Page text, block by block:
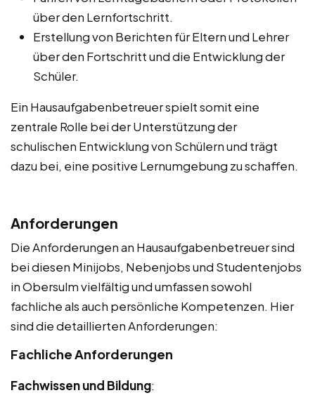
über den Lernfortschritt.
Erstellung von Berichten für Eltern und Lehrer
über den Fortschritt und die Entwicklung der
Schüler.
Ein Hausaufgabenbetreuer spielt somit eine
zentrale Rolle bei der Unterstützung der
schulischen Entwicklung von Schülern und trägt
dazu bei, eine positive Lernumgebung zu schaffen.
Anforderungen
Die Anforderungen an Hausaufgabenbetreuer sind
bei diesen Minijobs, Nebenjobs und Studentenjobs
in Obersulm vielfältig und umfassen sowohl
fachliche als auch persönliche Kompetenzen. Hier
sind die detaillierten Anforderungen:
Fachliche Anforderungen
Fachwissen und Bildung: